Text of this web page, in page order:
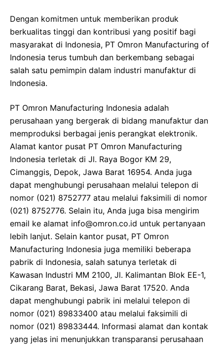
Dengan komitmen untuk memberikan produk
berkualitas tinggi dan kontribusi yang positif bagi
masyarakat di Indonesia, PT Omron Manufacturing of
Indonesia terus tumbuh dan berkembang sebagai
salah satu pemimpin dalam industri manufaktur di
Indonesia.
PT Omron Manufacturing Indonesia adalah
perusahaan yang bergerak di bidang manufaktur dan
memproduksi berbagai jenis perangkat elektronik.
Alamat kantor pusat PT Omron Manufacturing
Indonesia terletak di Jl. Raya Bogor KM 29,
Cimanggis, Depok, Jawa Barat 16954. Anda juga
dapat menghubungi perusahaan melalui telepon di
nomor (021) 8752777 atau melalui faksimili di nomor
(021) 8752776. Selain itu, Anda juga bisa mengirim
email ke alamat info@omron.co.id untuk pertanyaan
lebih lanjut. Selain kantor pusat, PT Omron
Manufacturing Indonesia juga memiliki beberapa
pabrik di Indonesia, salah satunya terletak di
Kawasan Industri MM 2100, Jl. Kalimantan Blok EE-1,
Cikarang Barat, Bekasi, Jawa Barat 17520. Anda
dapat menghubungi pabrik ini melalui telepon di
nomor (021) 89833400 atau melalui faksimili di
nomor (021) 89833444. Informasi alamat dan kontak
yang jelas ini menunjukkan transparansi perusahaan